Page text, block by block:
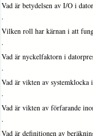
Vad är betydelsen av I/O i
·
Vilken roll har kärnan i att
·
Vad är nyckelfaktorn i
·
Vad är vikten av systemklocka
·
Vad är vikten av förfarande
·
Vad är definitionen av